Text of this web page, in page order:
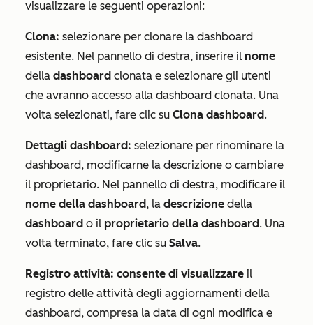
visualizzare le seguenti operazioni:
Clona: selezionare per clonare la dashboard
esistente. Nel pannello di destra, inserire il nome
della dashboard clonata e selezionare gli utenti
che avranno accesso alla dashboard clonata. Una
volta selezionati, fare clic su Clona dashboard.
Dettagli dashboard: selezionare per rinominare la
dashboard, modificarne la descrizione o cambiare
il proprietario. Nel pannello di destra, modificare il
nome della dashboard, la descrizione della
dashboard o il proprietario della dashboard. Una
volta terminato, fare clic su Salva.
Registro attività: consente di visualizzare il
registro delle attività degli aggiornamenti della
dashboard, compresa la data di ogni modifica e